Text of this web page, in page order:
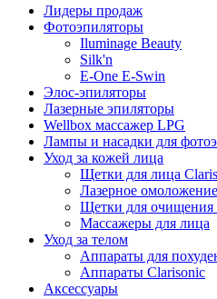
Лидеры продаж
Фотоэпиляторы
Iluminage Beauty
Silk'n
E-One E-Swin
Элос-эпиляторы
Лазерные эпиляторы
Wellbox массажер LPG
Лампы и насадки для
Уход за кожей лица
Щетки для лица
Лазерное омоложение
Щетки для очищения
Массажеры для лица
Уход за телом
Аппараты для
Аппараты Clarisonic
Аксессуары